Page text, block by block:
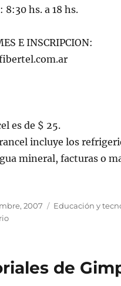
8:30 hs. a 18 hs.
E INSCRIPCION:
es de $ 25.
incluye los
mineral, facturas o
2007 Categorías
Educación y
en
Educación: de